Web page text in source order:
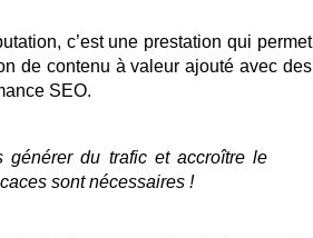
c’est une prestation qui permet
de contenu à valeur ajouté avec des
SEO.
générer du trafic et accroître le
sont nécessaires !